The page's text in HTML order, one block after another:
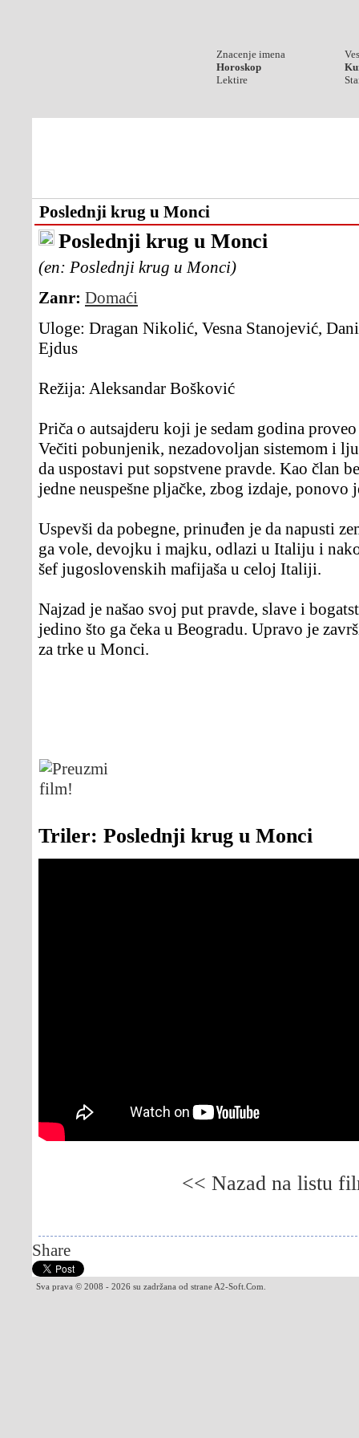
Znacenje imena
Horoskop
Lektire
Poslednji krug u Monci
Poslednji krug u Monci
(en: Poslednji krug u Monci)
Zanr: Domaći
Uloge: Dragan Nikolić, Vesna Stanojević,
Ejdus
Režija: Aleksandar Bošković
Priča o autsajderu koji je sedam godina
Večiti pobunjenik, nezadovoljan sistemom i
da uspostavi put sopstvene pravde. Kao član
jedne neuspešne pljačke, zbog izdaje, ponovo
Uspevši da pobegne, prinuđen je da napusti
ga vole, devojku i majku, odlazi u Italiju i
šef jugoslovenskih mafijaša u celoj Italiji.
Najzad je našao svoj put pravde, slave i
jedino što ga čeka u Beogradu. Upravo je
za trke u Monci.
Triler: Poslednji krug u Monci
<< Nazad na listu
Share
Sva prava © 2008 - 2026 su zadržana od strane A2-Soft.Com.